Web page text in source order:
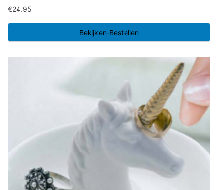
€24.95
Bekijken-Bestellen